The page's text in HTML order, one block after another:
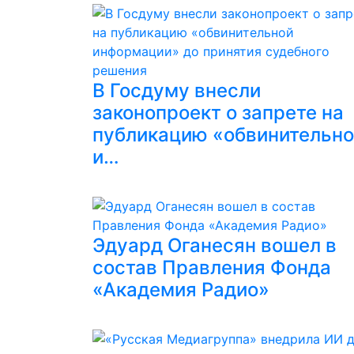
В Госдуму внесли
законопроект о запрете на
публикацию
и…
Эдуард Оганесян вошел в
состав Правления Фонда
«Академия Радио»